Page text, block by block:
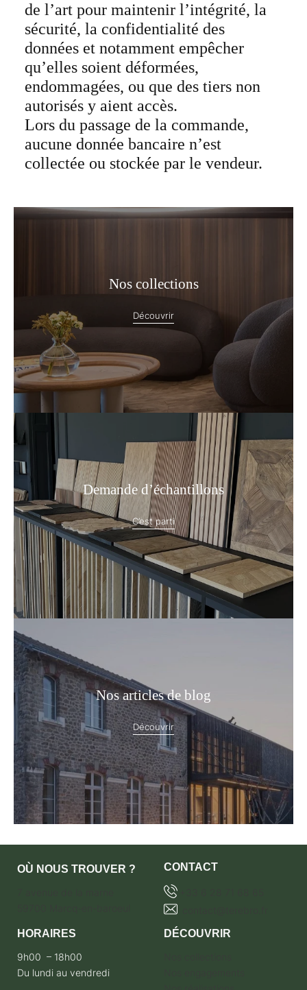
de l’art pour maintenir l’intégrité, la
sécurité, la confidentialité des
données et notamment empêcher
qu’elles soient déformées,
endommagées, ou que des tiers non
autorisés y aient accès.
Lors du passage de la commande,
aucune donnée bancaire n’est
collectée ou stockée par le vendeur.
Nos collections
Découvrir
Demande d’échantillons
C’est parti
Nos articles de blog
Découvrir
OÙ NOUS TROUVER ?
CONTACT
HORAIRES
9h00 – 18h00
Du lundi au vendredi
DÉCOUVRIR